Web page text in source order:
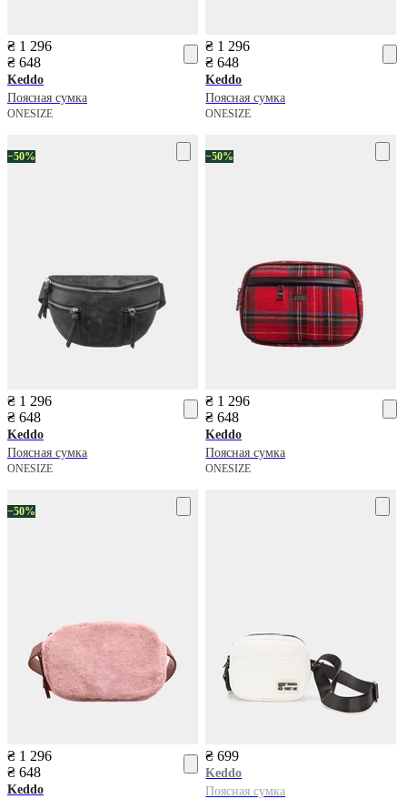
₴ 1 296
₴ 648
Keddo
Поясная сумка
ONESIZE
₴ 1 296
₴ 648
Keddo
Поясная сумка
ONESIZE
−50%
₴ 1 296
₴ 648
Keddo
Поясная сумка
ONESIZE
−50%
₴ 1 296
₴ 648
Keddo
Поясная сумка
ONESIZE
−50%
₴ 1 296
₴ 648
Keddo
₴ 699
Keddo
Поясная сумка